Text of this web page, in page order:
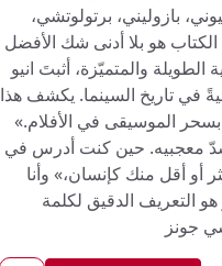
بازوليني، برتولوتشي،
هو بلا أدنى شك الأفضل
والمتميّزة، أثبتَ انيو
في تاريخ السينما. يكشف هذا
الموسيقى في الأفلام.»
أشدّ معجبيه. حين كنت أدرس في
أو أقل منك كإنسان،» وأنا
التعريف الدقيق لكلمة
جونز